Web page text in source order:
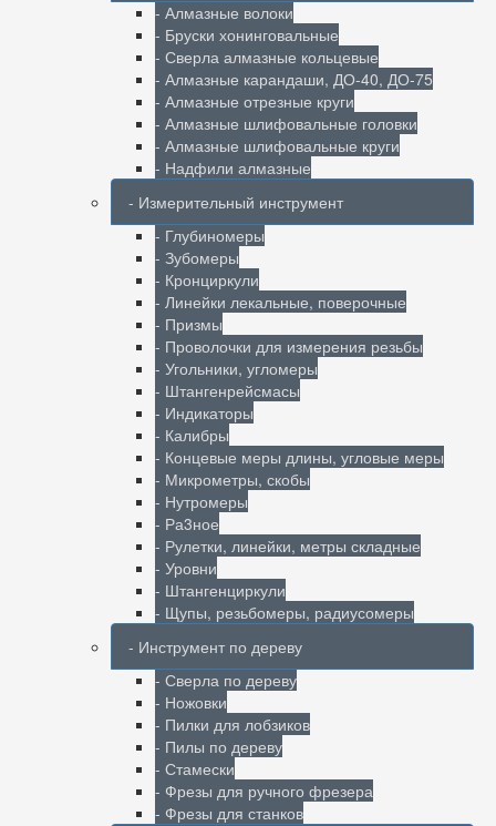
- Алмазные волоки
- Бруски хонинговальные
- Сверла алмазные кольцевые
- Алмазные карандаши, ДО-40, ДО-75
- Алмазные отрезные круги
- Алмазные шлифовальные головки
- Алмазные шлифовальные круги
- Надфили алмазные
- Измерительный инструмент
- Глубиномеры
- Зубомеры
- Кронциркули
- Линейки лекальные, поверочные
- Призмы
- Проволочки для измерения резьбы
- Угольники, угломеры
- Штангенрейсмасы
- Индикаторы
- Калибры
- Концевые меры длины, угловые меры
- Микрометры, скобы
- Нутромеры
- Ра3ное
- Рулетки, линейки, метры складные
- Уровни
- Штангенциркули
- Щупы, резьбомеры, радиусомеры
- Инструмент по дереву
- Сверла по дереву
- Ножовки
- Пилки для лобзиков
- Пилы по дереву
- Стамески
- Фрезы для ручного фрезера
- Фрезы для станков